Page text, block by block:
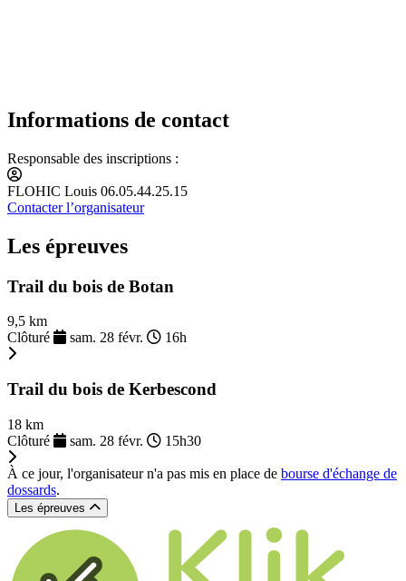
Informations de contact
Responsable des inscriptions :
FLOHIC Louis 06.05.44.25.15
Contacter l’organisateur
Les épreuves
Trail du bois de Botan
9,5 km
Clôturé
sam. 28 févr. 16h
Trail du bois de Kerbescond
18 km
Clôturé
sam. 28 févr. 15h30
À ce jour, l'organisateur n'a pas mis en place de bourse d'échange de
dossards.
Les épreuves